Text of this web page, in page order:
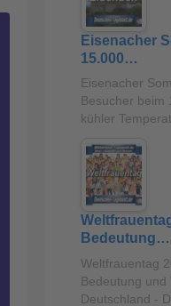
Eisenacher
15.000…
Eisenacher
Besucher beim
kühler
Bedeutung…
Weltfrauentag
Bedeutung und
Deutschland -